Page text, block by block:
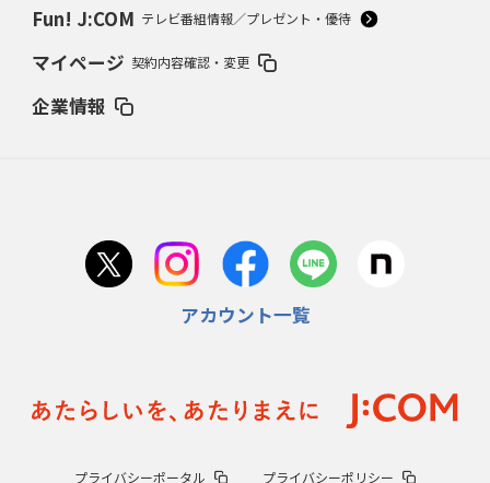
Fun! J:COM テレビ番組情報／プレゼント・優待
マイページ 契約内容確認・変更
企業情報
アカウント一覧
プライバシーポータル プライバシーポリシー